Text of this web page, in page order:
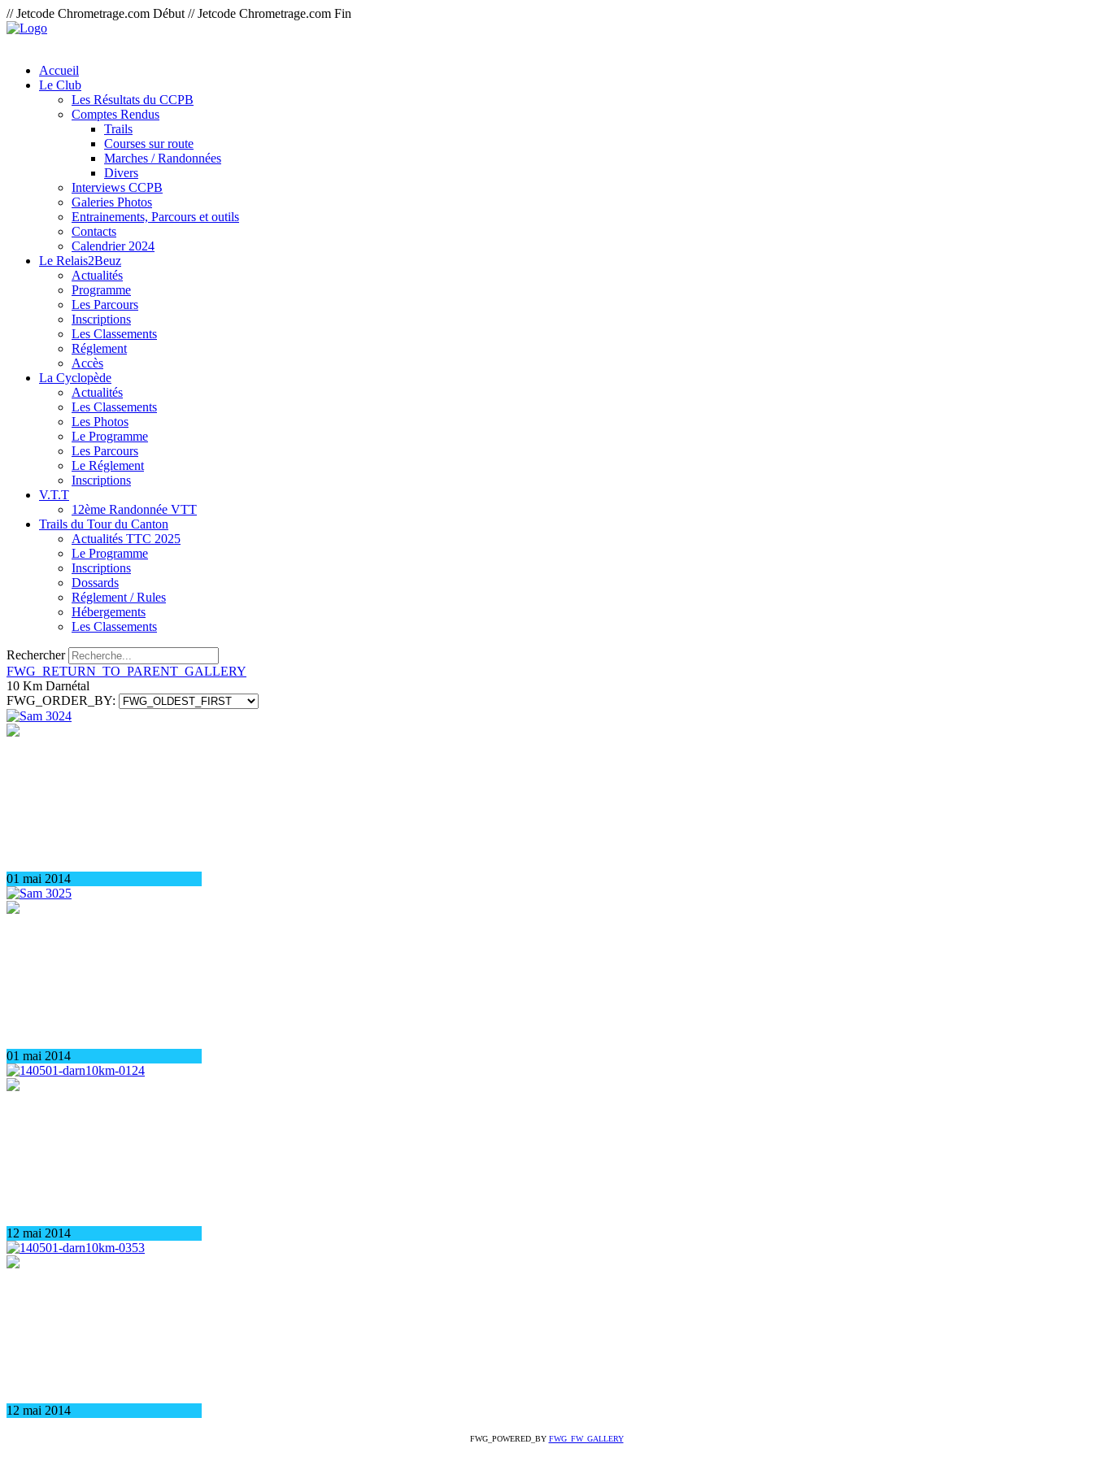
// Jetcode Chrometrage.com Début // Jetcode Chrometrage.com Fin
Accueil
Le Club
Les Résultats du CCPB
Comptes Rendus
Trails
Courses sur route
Marches / Randonnées
Divers
Interviews CCPB
Galeries Photos
Entrainements, Parcours et outils
Contacts
Calendrier 2024
Le Relais2Beuz
Actualités
Programme
Les Parcours
Inscriptions
Les Classements
Réglement
Accès
La Cyclopède
Actualités
Les Classements
Les Photos
Le Programme
Les Parcours
Le Réglement
Inscriptions
V.T.T
12ème Randonnée VTT
Trails du Tour du Canton
Actualités TTC 2025
Le Programme
Inscriptions
Dossards
Réglement / Rules
Hébergements
Les Classements
Rechercher
FWG_RETURN_TO_PARENT_GALLERY
10 Km Darnétal
FWG_ORDER_BY:
01 mai 2014
01 mai 2014
12 mai 2014
12 mai 2014
FWG_POWERED_BY FWG_FW_GALLERY